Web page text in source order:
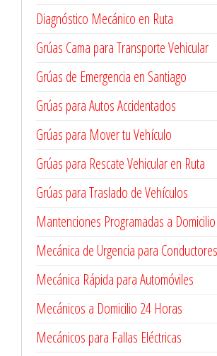
Diagnóstico Mecánico en Ruta
Grúas Cama para Transporte Vehicular
Grúas de Emergencia en Santiago
Grúas para Autos Accidentados
Grúas para Mover tu Vehículo
Grúas para Rescate Vehicular en Ruta
Grúas para Traslado de Vehículos
Mantenciones Programadas a Domicilio
Mecánica de Urgencia para Conductores
Mecánica Rápida para Automóviles
Mecánicos a Domicilio 24 Horas
Mecánicos para Fallas Eléctricas